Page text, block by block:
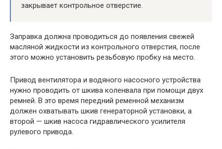
закрывает контрольное отверстие.
Заправка должна проводиться до появления свежей
масляной жидкости из контрольного отверстия, после
этого можно установить резьбовую пробку на место.
Привод вентилятора и водяного насосного устройства
нужно проводить от шкива коленвала при помощи двух
ремней. В это время передний ременной механизм
должен охватывать шкив генераторной установки, а
второй — шкив насоса гидравлического усилителя
рулевого привода.